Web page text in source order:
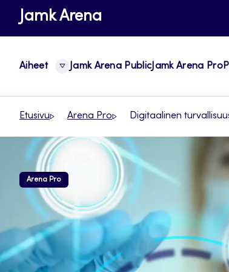
SiirryJamk Arena
Aiheet Jamk Arena PublicJamk Arena Pro
Etusivu Arena Pro Digitaalinen
Arena Pro